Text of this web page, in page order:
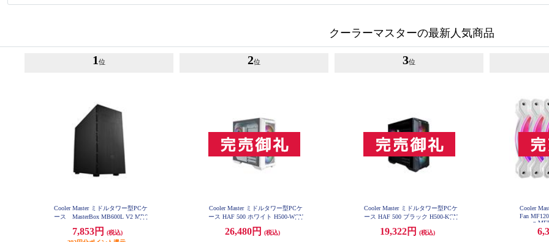
クーラーマスターの最新人気商品
1 位
Cooler Master ミドルタワー型PCケ
ース MasterBox MB600L V2 MB6
7,853円
(税込)
2位
Cooler Master ミドルタワー型PCケ
ース HAF 500 ホワイト H500-WGN
26,480円 (税込)
3位
Cooler Master ミドルタワー型PCケ
ース HAF 500 ブラック H500-KGN
19,322円 (税込)
Cooler
Fan
n